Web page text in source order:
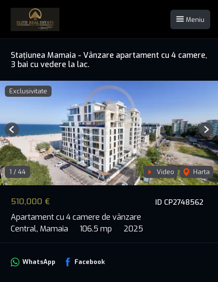
Meniu
Stațiunea Mamaia - Vânzare apartament cu 4 camere,
3 bai cu vedere la lac.
ID CP2748562
510,000 €
Apartament cu 4 camere de vânzare
Central, Mamaia
106.5 mp 2025
Exclusivitate
1 / 44 Video Harta
Previous
WhatsApp Facebook